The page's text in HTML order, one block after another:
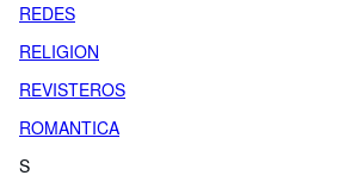
REDES
RELIGION
REVISTEROS
ROMANTICA
S